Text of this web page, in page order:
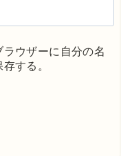
ウザーに自分の名
する。